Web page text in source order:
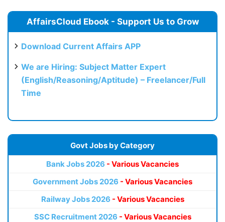
AffairsCloud Ebook - Support Us to Grow
Download Current Affairs APP
We are Hiring: Subject Matter Expert
(English/Reasoning/Aptitude) – Freelancer/Full
Time
Govt Jobs by Category
Bank Jobs 2026 - Various Vacancies
Government Jobs 2026 - Various Vacancies
Railway Jobs 2026 - Various Vacancies
SSC Recruitment 2026 - Various Vacancies